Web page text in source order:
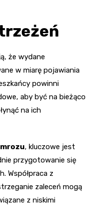
że wydane
w miarę pojawiania
powinni
aby być na bieżąco
na ich
, kluczowe jest
przygotowanie się
Współpraca z
zaleceń mogą
z niskimi